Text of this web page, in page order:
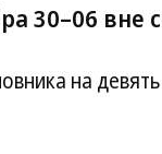
30–06 вне
на